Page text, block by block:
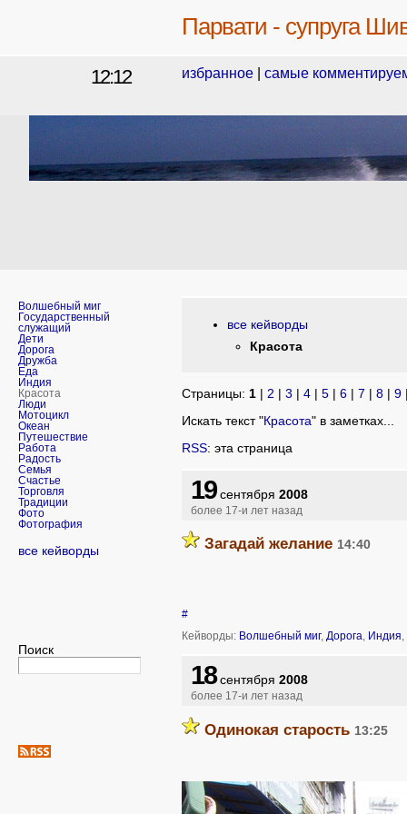
Парвати - супруга
12:12 избранное самые
Волшебный миг
Государственный
служащий
Дети
Дорога
Дружба
Еда
Индия
Красота
Люди
Мотоцикл
Океан
Путешествие
Работа
Радость
Семья
Счастье
Торговля
Традиции
Фото
Фотография
все кейворды
Поиск
все кейворды
Красота
Страницы: 1 | 2 | 3 | 4 | 5 | 6 | 7 | 8 | 9
Искать текст "Красота" в заметках...
RSS: эта страница
19сентября 2008
более 17-и лет назад
Загадай желание 14:40
#
Кейворды: Волшебный миг, Дорога Индия
18сентября 2008
более 17-и лет назад
Одинокая старость 13:25